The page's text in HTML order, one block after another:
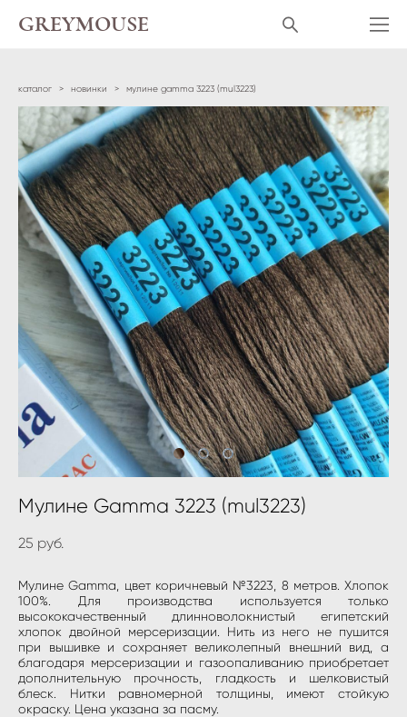
GREYMOUSE
каталог > новинки > мулине gamma 3223 (mul3223)
Мулине Gamma 3223 (mul3223)
25 pуб.
Мулине Gamma, цвет коричневый №3223, 8 метров. Хлопок
100%. Для производства используется только
высококачественный длинноволокнистый египетский
хлопок двойной мерсеризации. Нить из него не пушится
при вышивке и сохраняет великолепный внешний вид, а
благодаря мерсеризации и газоопаливанию приобретает
дополнительную прочность, гладкость и шелковистый
блеск. Нитки равномерной толщины, имеют стойкую
окраску. Цена указана за пасму.